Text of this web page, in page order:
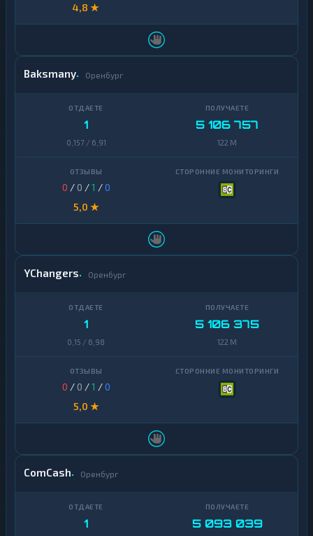
4,8 ★
Baksmany Оренбург
1
0,157 / 6,91
5 106 757
122 M
0 / 0 /1 /0
5,0 ★
YChangers Оренбург
1
0,15 / 6,98
5 106 375
122 M
0 / 0 /1 /0
5,0 ★
ComCash Оренбург
1 5 093 039